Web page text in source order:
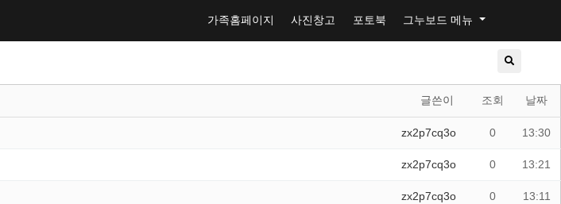
가족홈페이지 사진창고 포토북 그누보드 메뉴
글쓴이 조회 날짜
zx2p7cq3o 0 13:30
zx2p7cq3o 0 13:21
zx2p7cq3o 0 13:11